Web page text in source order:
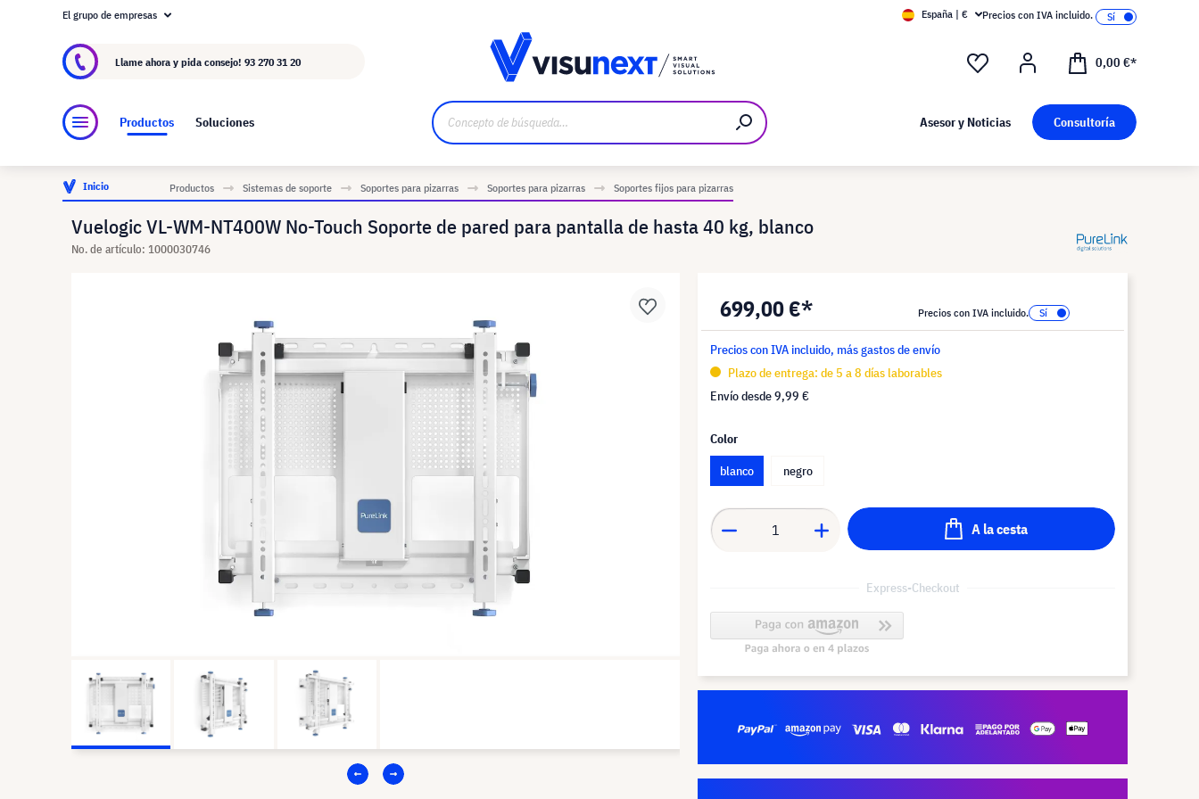
Acerca de visunext.es
El grupo de empresas España | € Precios con IVA incluido.
Llame ahora y pida consejo! 93 270 31 20 0,00 €*
Productos Soluciones Asesor y Noticias Consultoría
Inicio Productos Sistemas de soporte Soportes para pizarras Soportes para pizarras Soportes fijos para pizarras
Vuelogic VL-WM-NT400W No-Touch Soporte de pared para pantalla de hasta 40 kg, blanco
No. de artículo: 1000030746
699,00 €* Precios con IVA incluido.
Precios con IVA incluido, más gastos de envío
Plazo de entrega: de 5 a 8 días laborables
Envío desde9,99 €
Color
blanco
negro
A la cesta
Express-Checkout